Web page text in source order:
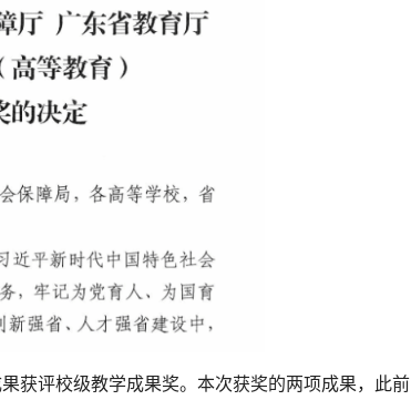
获评校级教学成果奖。本次获奖的两项成果，此前